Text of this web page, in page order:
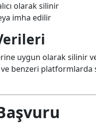
olarak silinir
imha edilir
uygun olarak silinir
ve benzeri